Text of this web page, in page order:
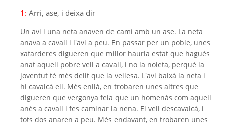
1: Arri, ase, i deixa dir
Un avi i una neta anaven de camí amb un ase. La neta
anava a cavall i l'avi a peu. En passar per un poble, unes
xafarderes digueren que millor hauria estat que hagués
anat aquell pobre vell a cavall, i no la noieta, perquè la
joventut té més delit que la vellesa. L'avi baixà la neta i
hi cavalcà ell. Més enllà, en trobaren unes altres que
digueren que vergonya feia que un homenàs com aquell
anés a cavall i fes caminar la nena. El vell descavalcà, i
tots dos anaren a peu. Més endavant, en trobaren unes